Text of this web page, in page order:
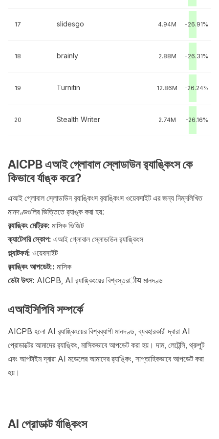
17 slidesgo 4.94M -26.91%
18 brainly 2.88M -26.31%
19 Turnitin 12.86M -26.24%
20 Stealth Writer 2.74M -26.16%
AICPB এআই গ্লোবাল স্লোডাউন র‍্যাঙ্কিংস কে
কিভাবে র্যাঙ্ক করে?
এআই গ্লোবাল স্লোডাউন র‍্যাঙ্কিংস র‍্যাঙ্কিংস ওয়েবসাইট এর জন্য নিম্নলিখিত
মানদণ্ডগুলির ভিত্তিতে র‍্যাঙ্ক করা হয়:
র‍্যাঙ্কিং মেট্রিক: মাসিক ভিজিট
ক্যাটেগরি স্কোপ: এআই গ্লোবাল স্লোডাউন র‍্যাঙ্কিংস
প্ল্যাটফর্ম: ওয়েবসাইট
র‍্যাঙ্কিং আপডেট:: মাসিক
ডেটা উৎস: AICPB, AI র‍্যাঙ্কিংয়ের বিশ্বস্তরीय মানদণ্ড
এআইসিপিবি সম্পর্কে
AICPB হলো AI র‍্যাঙ্কিংয়ের বিশ্বব্যাপী মানদণ্ড, ব্যবহারকারী দ্বারা AI
প্রোডাক্টের আমাদের র‍্যাঙ্কিং, মাসিকভাবে আপডেট করা হয়। দাম, লেটেন্সি, থ্রুপুট
এবং আপটাইম দ্বারা AI মডেলের আমাদের র‍্যাঙ্কিং, সাপ্তাহিকভাবে আপডেট করা
হয়।
AI প্রোডাক্ট র্যাঙ্কিংস